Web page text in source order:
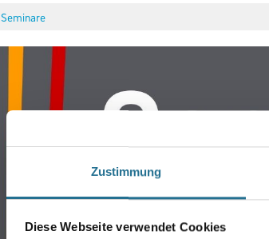
Zustimmung
Diese Webseite verwendet Cookies
Seminare